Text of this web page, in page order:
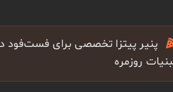
پنیر پیتزا تخصصی برای فست‌فود
روزمره